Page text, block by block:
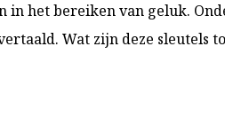
in het bereiken van geluk.
Wat zijn deze sleutels